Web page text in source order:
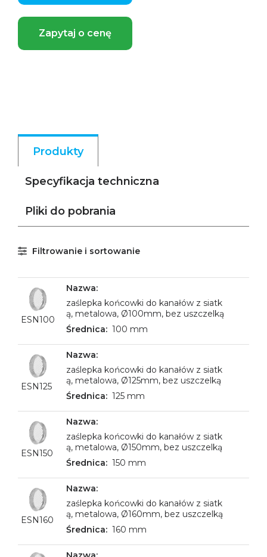
Zapytaj o cenę
Produkty
Specyfikacja techniczna
Pliki do pobrania
Filtrowanie i sortowanie
ESN100
zaślepka końcowki do kanałów z siatk
ą, metalowa, Ø100mm, bez uszczelką
100 mm
ESN125
zaślepka końcowki do kanałów z siatk
ą, metalowa, Ø125mm, bez uszczelką
125 mm
ESN150
zaślepka końcowki do kanałów z siatk
ą, metalowa, Ø150mm, bez uszczelką
150 mm
ESN160
zaślepka końcowki do kanałów z siatk
ą, metalowa, Ø160mm, bez uszczelką
160 mm